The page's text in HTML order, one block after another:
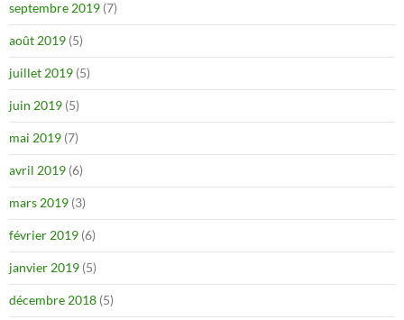
septembre 2019 (7)
août 2019 (5)
juillet 2019 (5)
juin 2019 (5)
mai 2019 (7)
avril 2019 (6)
mars 2019 (3)
février 2019 (6)
janvier 2019 (5)
décembre 2018 (5)